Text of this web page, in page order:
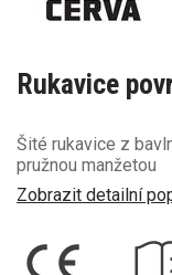
Rukavice
Šité rukavice z
pružnou manžetou
Zobrazit detailní